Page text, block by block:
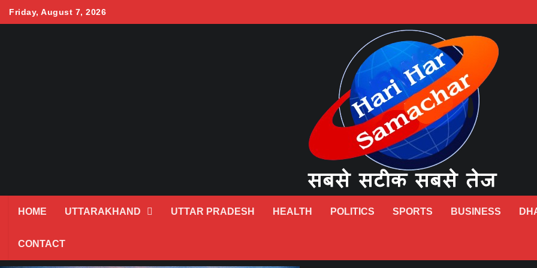
Friday, August 7, 2026
HOME UTTARAKHAND UTTAR PRADESH HEALTH POLITICS SPORTS BUSINESS
CONTACT